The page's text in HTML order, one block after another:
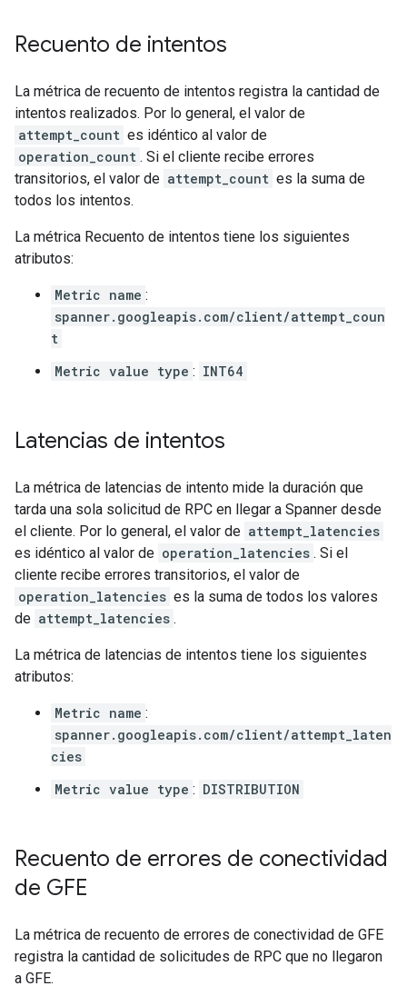
Recuento de intentos
La métrica de recuento de intentos registra la cantidad de
intentos realizados. Por lo general, el valor de
attempt_count es idéntico al valor de
operation_count . Si el cliente recibe errores
transitorios, el valor de attempt_count es la suma de
todos los intentos.
La métrica Recuento de intentos tiene los siguientes
atributos:
Metric name :
spanner.googleapis.com/client/attempt_coun
t
Metric value type : INT64
Latencias de intentos
La métrica de latencias de intento mide la duración que
tarda una sola solicitud de RPC en llegar a Spanner desde
el cliente. Por lo general, el valor de attempt_latencies
es idéntico al valor de operation_latencies . Si el
cliente recibe errores transitorios, el valor de
operation_latencies es la suma de todos los valores
de attempt_latencies .
La métrica de latencias de intentos tiene los siguientes
atributos:
Metric name :
spanner.googleapis.com/client/attempt_laten
cies
Metric value type : DISTRIBUTION
Recuento de errores de conectividad
de GFE
La métrica de recuento de errores de conectividad de GFE
registra la cantidad de solicitudes de RPC que no llegaron
a GFE.